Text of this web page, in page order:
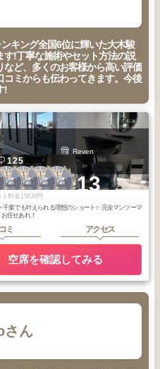
キング全国6位に輝いた大木駿
す!丁寧な施術やセット方法の説
など、多くのお客様から高い評価
コミからも伝わってきます。今後
!
1
代・佐倉・
谷・成田
年 6月
1
八千代・佐倉・
鎌ヶ谷・成田
2026年 6月
1
八千代・佐倉・
鎌ヶ谷・成田
2026年 5月
1
八千代・佐倉・
鎌ヶ谷・成田
2026年 5月+13
125
Reven
料金15836円
葉でも叶えられる理想のショート✨ 完全マンツーマ
任せあれ！
ミ アクセス
空席を確認してみる
さん